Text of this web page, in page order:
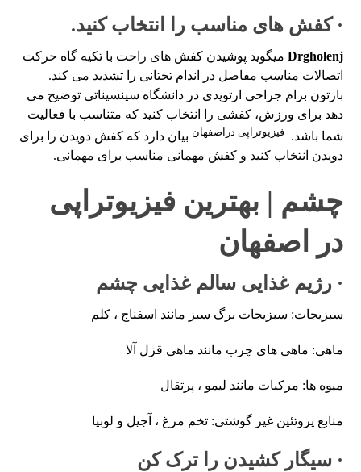
· کفش های مناسب را انتخاب کنید.
Drgholenj میگوید پوشیدن کفش های راحت با تکیه گاه حرکت
اتصالات مناسب مفاصل در اندام تحتانی را تشدید می کند.
بارتون برام جراحی ارتوپدی در دانشگاه سینسیناتی توضیح می
دهد برای ورزش، کفشی را انتخاب کنید که متناسب با فعالیت
شما باشد.فیزیوتراپی دراصفهان بیان دارد که کفش دویدن را برای
دویدن انتخاب کنید و کفش مهمانی مناسب برای مهمانی.
چشم | بهترین فیزیوتراپی
در اصفهان
· رژیم غذایی سالم غذایی چشم
سبزیجات: سبزیجات برگ سبز مانند اسفناج ، کلم
ماهی: ماهی های چرب مانند ماهی قزل آلا
میوه ها: مرکبات مانند لیمو ، پرتقال
منابع پروتئین غیر گوشتی: تخم مرغ ، آجیل و لوبیا
· سیگار کشیدن را ترک کن